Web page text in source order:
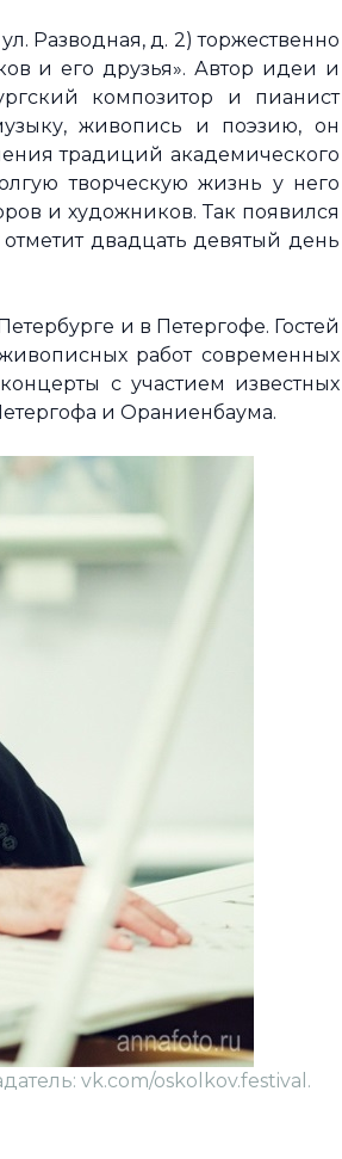
Разводная, д. 2) торжественно
и его друзья». Автор идеи и
композитор и пианист
живопись и поэзию, он
традиций академического
творческую жизнь у него
и художников. Так появился
двадцать девятый день
и в Петергофе. Гостей
работ современных
с участием известных
и Ораниенбаума.
vk.com/oskolkov.festival.